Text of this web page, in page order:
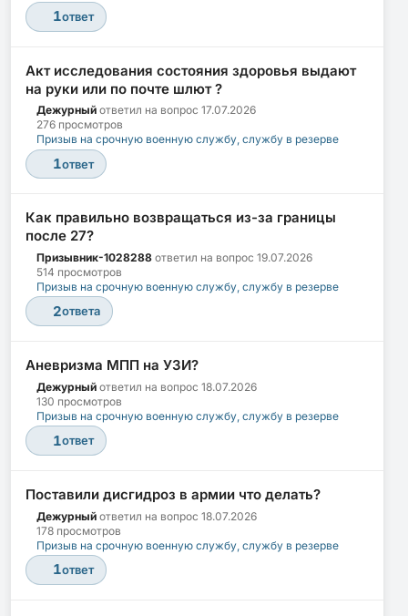
1ответ
Акт исследования состояния здоровья выдают
на руки или по почте шлют ?
Дежурный ответил на вопрос 17.07.2026
276 просмотров
Призыв на срочную военную службу, службу в резерве
1ответ
Как правильно возвращаться из-за границы
после 27?
Призывник-1028288 ответил на вопрос 19.07.2026
514 просмотров
Призыв на срочную военную службу, службу в резерве
2ответа
Аневризма МПП на УЗИ?
Дежурный ответил на вопрос 18.07.2026
130 просмотров
Призыв на срочную военную службу, службу в резерве
1ответ
Поставили дисгидроз в армии что делать?
Дежурный ответил на вопрос 18.07.2026
178 просмотров
Призыв на срочную военную службу, службу в резерве
1ответ